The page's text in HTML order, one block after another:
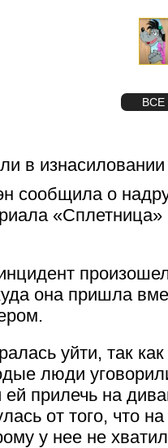
ВСЕ
в изнасиловании
сообщила о
«Сплетница»
она пришла
уйти, так
люди
прилечь на
от того, что
у нее не